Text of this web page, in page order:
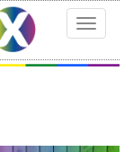
Toggle